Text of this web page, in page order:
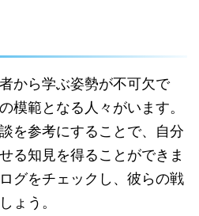
から学ぶ姿勢が不可欠で
模範となる人々がいます。
を参考にすることで、自分
る知見を得ることができま
グをチェックし、彼らの戦
ょう。